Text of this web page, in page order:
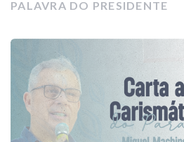
PALAVRA DO PRESIDENTE